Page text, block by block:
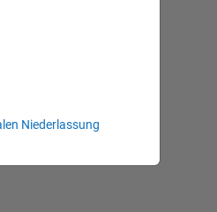
Niederlassung